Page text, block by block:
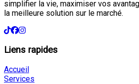
simplifier la vie, maximiser vos
la meilleure solution sur le marché.
Liens rapides
Accueil
Services